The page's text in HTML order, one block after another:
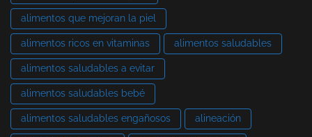
alimentos que mejoran la piel
alimentos ricos en vitaminas alimentos saludables
alimentos saludables a evitar
alimentos saludables bebé
alimentos saludables engañosos alineación